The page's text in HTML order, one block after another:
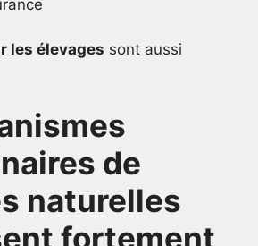
les élevages sont aussi
de
naturelles
fortement